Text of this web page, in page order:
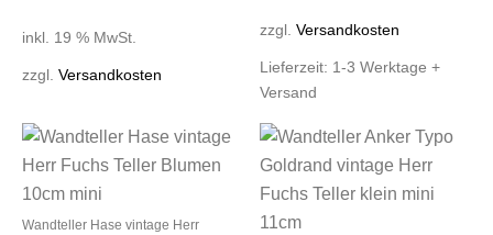
inkl. 19 % MwSt.
zzgl.Versandkosten
zzgl. Versandkosten
Lieferzeit: 1-3 Werktage +
Versand
Wandteller Hase vintage Herr